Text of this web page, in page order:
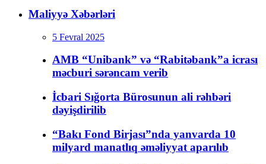
Maliyyə Xəbərləri
5 Fevral 2025
AMB “Unibank” və “Rabitəbank”a icrası
məcburi sərəncam verib
İcbari Sığorta Bürosunun ali rəhbəri
dəyişdirilib
“Bakı Fond Birjası”nda yanvarda 10
milyard manatlıq əməliyyat aparılıb